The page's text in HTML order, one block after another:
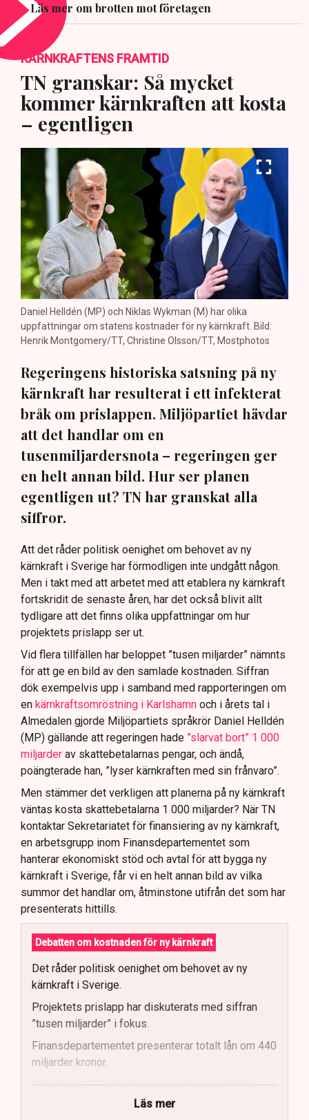
Läs mer om brotten mot företagen
KÄRNKRAFTENS FRAMTID
TN granskar: Så mycket
kommer kärnkraften att kosta
– egentligen
Daniel Helldén (MP) och Niklas Wykman (M) har olika
uppfattningar om statens kostnader för ny kärnkraft. Bild:
Henrik Montgomery/TT, Christine Olsson/TT, Mostphotos
Regeringens historiska satsning på ny
kärnkraft har resulterat i ett infekterat
bråk om prislappen. Miljöpartiet hävdar
att det handlar om en
tusenmiljardersnota – regeringen ger
en helt annan bild. Hur ser planen
egentligen ut? TN har granskat alla
siffror.
Att det råder politisk oenighet om behovet av ny
kärnkraft i Sverige har förmodligen inte undgått någon.
Men i takt med att arbetet med att etablera ny kärnkraft
fortskridit de senaste åren, har det också blivit allt
tydligare att det finns olika uppfattningar om hur
projektets prislapp ser ut.
Vid flera tillfällen har beloppet ”tusen miljarder” nämnts
för att ge en bild av den samlade kostnaden. Siffran
dök exempelvis upp i samband med rapporteringen om
en kärnkraftsomröstning i Karlshamn och i årets tal i
Almedalen gjorde Miljöpartiets språkrör Daniel Helldén
(MP) gällande att regeringen hade ”slarvat bort” 1 000
miljarder av skattebetalarnas pengar, och ändå,
poängterade han, ”lyser kärnkraften med sin frånvaro”.
Men stämmer det verkligen att planerna på ny kärnkraft
väntas kosta skattebetalarna 1 000 miljarder? När TN
kontaktar Sekretariatet för finansiering av ny kärnkraft,
en arbetsgrupp inom Finansdepartementet som
hanterar ekonomiskt stöd och avtal för att bygga ny
kärnkraft i Sverige, får vi en helt annan bild av vilka
summor det handlar om, åtminstone utifrån det som har
presenterats hittills.
Debatten om kostnaden för ny kärnkraft
Det råder politisk oenighet om behovet av ny
kärnkraft i Sverige.
Projektets prislapp har diskuterats med siffran
”tusen miljarder” i fokus.
Finansdepartementet presenterar totalt lån om 440
miljarder kronor.
Ytterligare 400 miljarder i prissäkringsavtal kan
påverka statens kostnader.
Läs mer